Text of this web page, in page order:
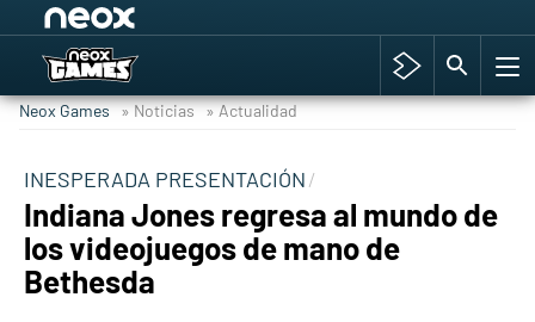
Hyrule Warriors: La Era del Cataclismo
Super Mario cafetería oficial
Cyberpunk 2077
Hyrule Warriors
Neox Games » Noticias » Actualidad
INESPERADA PRESENTACIÓN
Indiana Jones regresa al mundo de
los videojuegos de mano de
Bethesda